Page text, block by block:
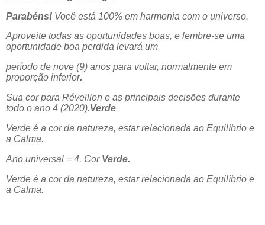
Parabéns! Você está 100% em harmonia com o universo.
Aproveite todas as oportunidades boas, e lembre-se uma
oportunidade boa perdida levará um
período de nove (9) anos para voltar, normalmente em
proporção inferior.
Sua cor para Réveillon e as principais decisões durante
todo o ano 4 (2020).Verde
Verde é a cor da natureza, estar relacionada ao Equilíbrio e
a Calma.
Ano universal = 4. Cor Verde.
Verde é a cor da natureza, estar relacionada ao Equilíbrio e
a Calma.